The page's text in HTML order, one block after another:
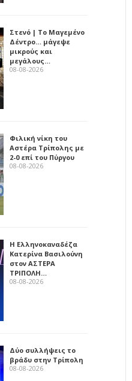
Στενό | Το Μαγεμένο
Δέντρο… μάγεψε
μικρούς και
μεγάλους…
08-08-2026
Φιλική νίκη του
Αστέρα Τρίπολης με
2-0 επί του Πύργου
08-08-2026
Η Ελληνοκαναδέζα
Κατερίνα Βασιλούνη
στον ΑΣΤΕΡΑ
ΤΡΙΠΟΛΗ…
08-08-2026
Δύο συλλήψεις το
βράδυ στην Τρίπολη
08-08-2026